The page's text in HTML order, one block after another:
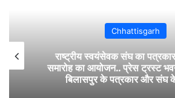
Chhattisgarh
राष्ट्रीय स्वयंसेवक संघ का
समारोह का आयोजन.. प्रेस ट्रस्ट
बिलासपुर के पत्रकार और संघ